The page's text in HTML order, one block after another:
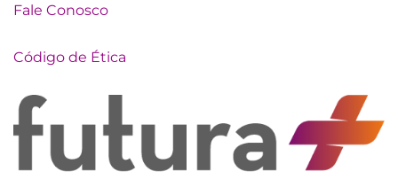
Fale Conosco
Código de Ética